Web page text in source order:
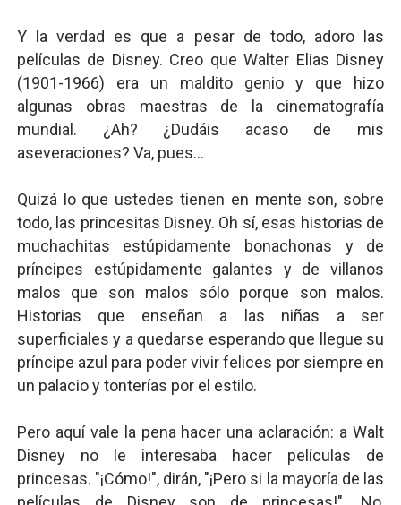
Y la verdad es que a pesar de todo, adoro las
películas de Disney. Creo que Walter Elias Disney
(1901-1966) era un maldito genio y que hizo
algunas obras maestras de la cinematografía
mundial. ¿Ah? ¿Dudáis acaso de mis
aseveraciones? Va, pues...
Quizá lo que ustedes tienen en mente son, sobre
todo, las princesitas Disney. Oh sí, esas historias de
muchachitas estúpidamente bonachonas y de
príncipes estúpidamente galantes y de villanos
malos que son malos sólo porque son malos.
Historias que enseñan a las niñas a ser
superficiales y a quedarse esperando que llegue su
príncipe azul para poder vivir felices por siempre en
un palacio y tonterías por el estilo.
Pero aquí vale la pena hacer una aclaración: a Walt
Disney no le interesaba hacer películas de
princesas. "¡Cómo!", dirán, "¡Pero si la mayoría de las